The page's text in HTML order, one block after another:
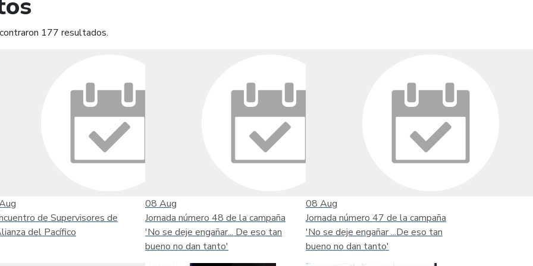
177 resultados.
de Supervisores de
del Pacífico
08 Aug
Jornada número 48 de la campaña
'No se deje engañar... De eso tan
bueno no dan tanto'
08 Aug
Jornada número 47 de la campaña
'No se deje engañar ...De eso tan
bueno no dan tanto'